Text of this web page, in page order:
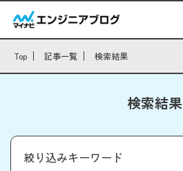
Top 記事一覧 検索結果
検索結果
絞り込みキーワード